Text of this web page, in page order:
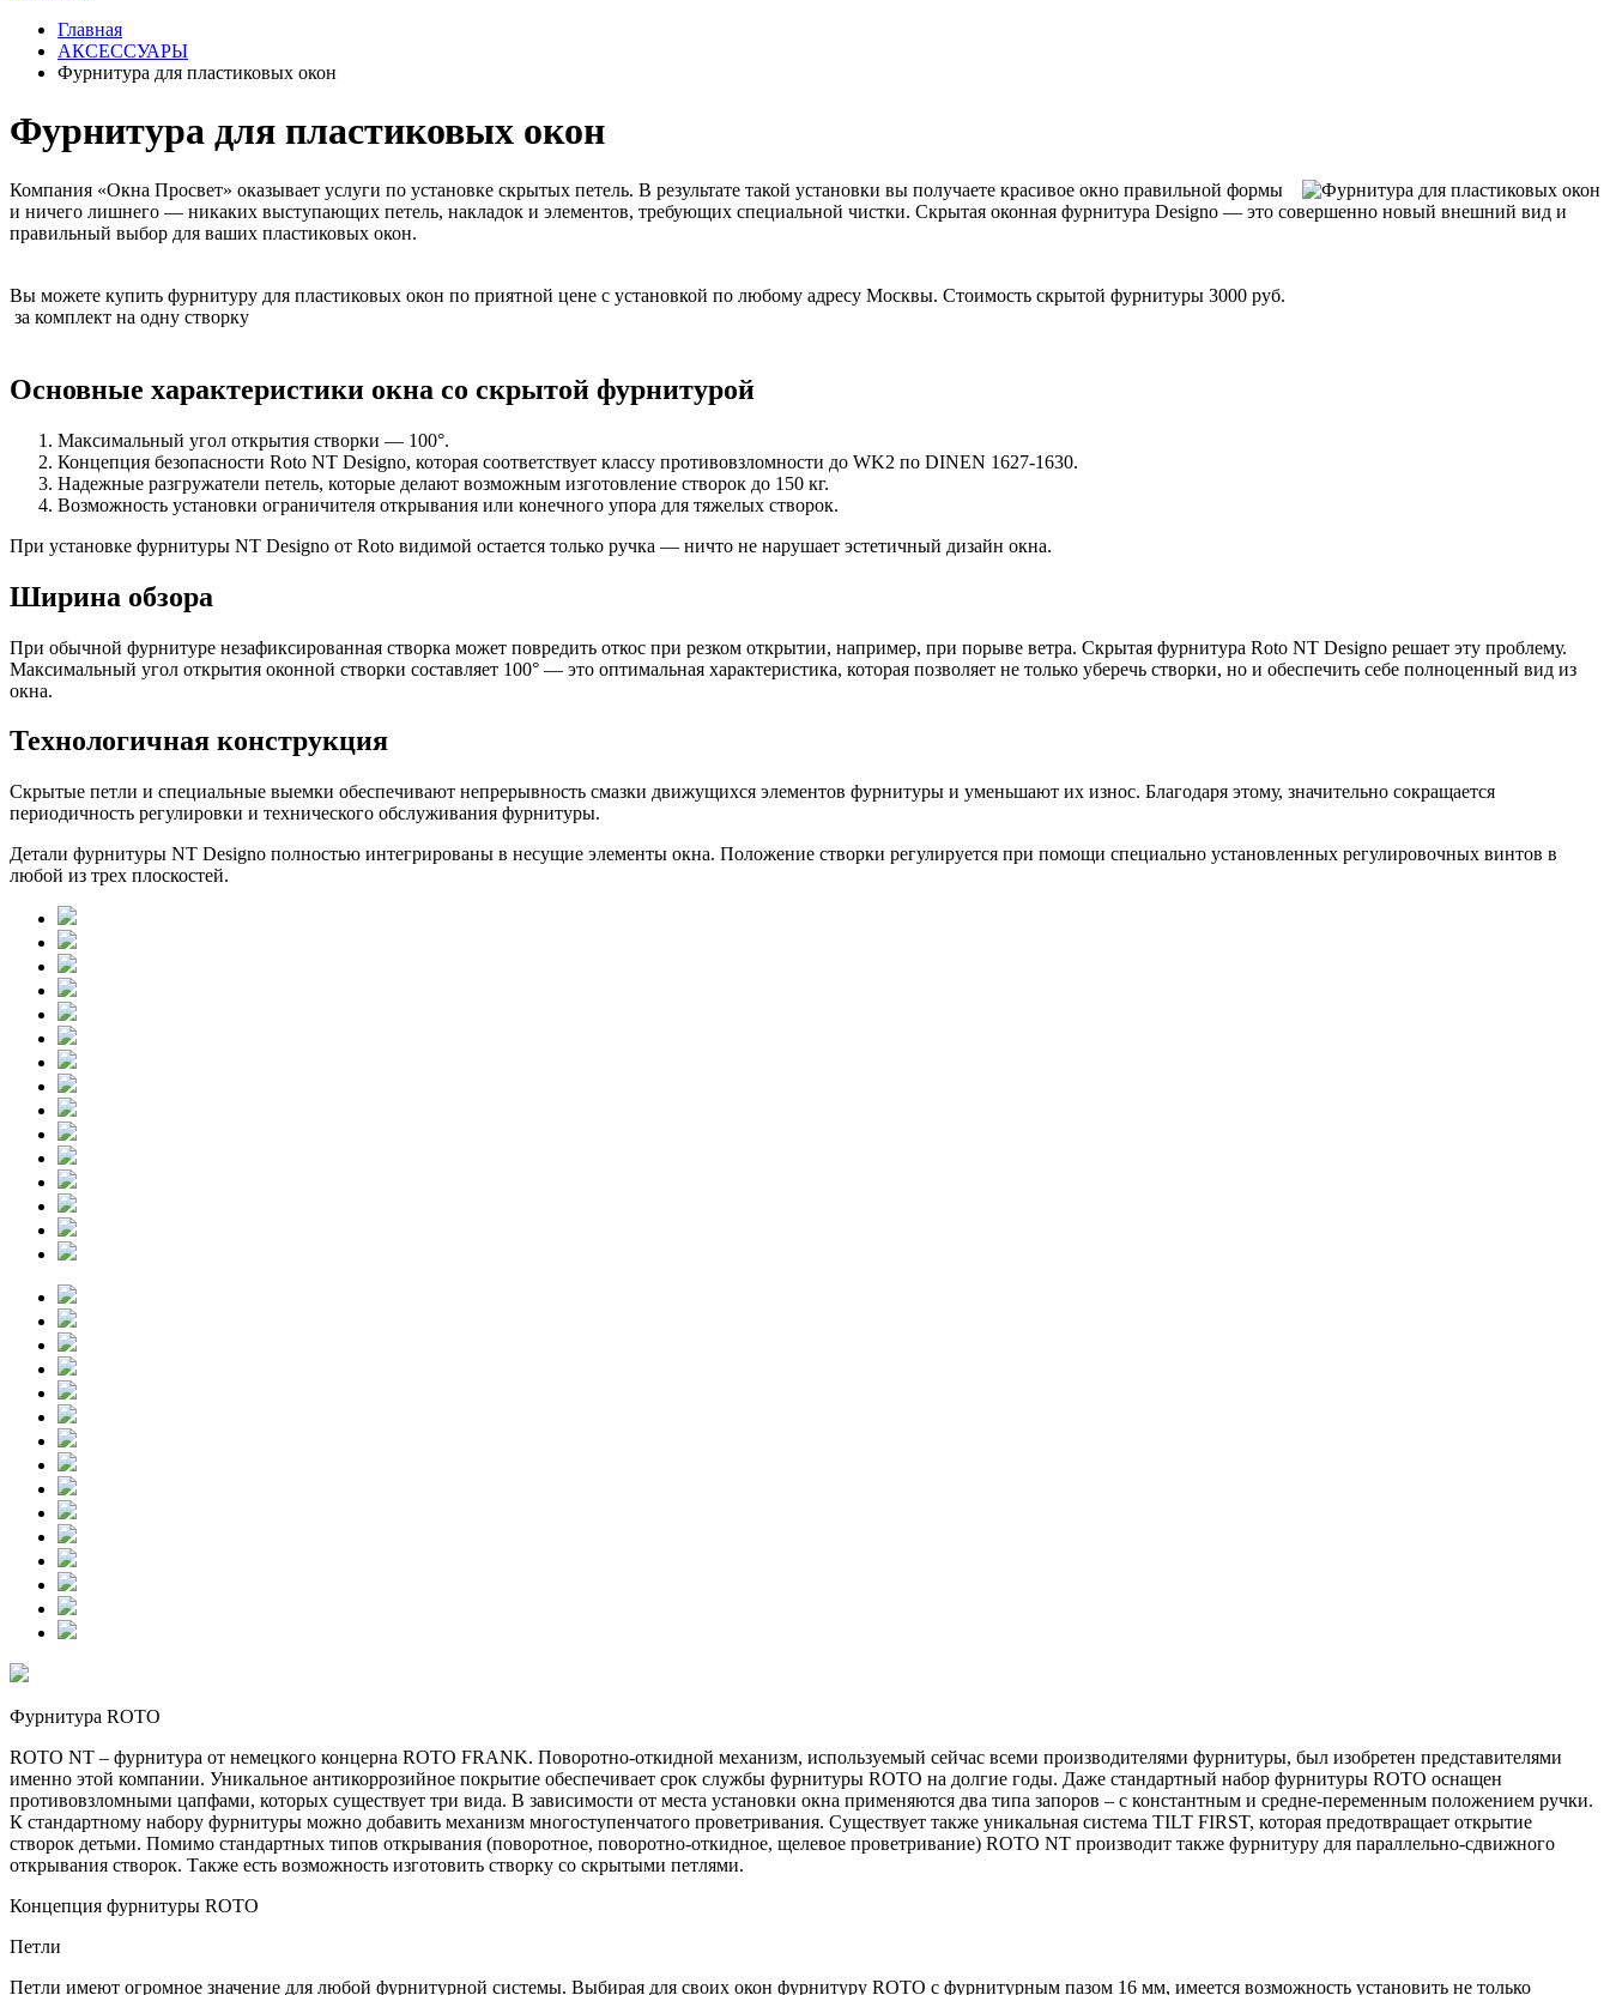
Главная
АКСЕССУАРЫ
Фурнитура для пластиковых окон
Фурнитура для пластиковых окон
Компания «Окна Просвет» оказывает услуги по установке скрытых петель. В результате такой установки вы получаете красивое окно правильной формы
и ничего лишнего — никаких выступающих петель, накладок и элементов, требующих специальной чистки. Скрытая оконная фурнитура Designo — это совершенно новый внешний вид и
правильный выбор для ваших пластиковых окон.
Вы можете купить фурнитуру для пластиковых окон по приятной цене с установкой по любому адресу Москвы. Стоимость скрытой фурнитуры 3000 руб.
за комплект на одну створку
Основные характеристики окна со скрытой фурнитурой
Максимальный угол открытия створки — 100°.
Концепция безопасности Roto NT Designo, которая соответствует классу противовзломности до WK2 по DINEN 1627-1630.
Надежные разгружатели петель, которые делают возможным изготовление створок до 150 кг.
Возможность установки ограничителя открывания или конечного упора для тяжелых створок.
При установке фурнитуры NT Designo от Roto видимой остается только ручка — ничто не нарушает эстетичный дизайн окна.
Ширина обзора
При обычной фурнитуре незафиксированная створка может повредить откос при резком открытии, например, при порыве ветра. Скрытая фурнитура Roto NT Designo решает эту проблему.
Максимальный угол открытия оконной створки составляет 100° — это оптимальная характеристика, которая позволяет не только уберечь створки, но и обеспечить себе полноценный вид из
окна.
Технологичная конструкция
Скрытые петли и специальные выемки обеспечивают непрерывность смазки движущихся элементов фурнитуры и уменьшают их износ. Благодаря этому, значительно сокращается
периодичность регулировки и технического обслуживания фурнитуры.
Детали фурнитуры NT Designo полностью интегрированы в несущие элементы окна. Положение створки регулируется при помощи специально установленных регулировочных винтов в
любой из трех плоскостей.
Фурнитура ROTO
ROTO NT – фурнитура от немецкого концерна ROTO FRANK. Поворотно-откидной механизм, используемый сейчас всеми производителями фурнитуры, был изобретен представителями
именно этой компании. Уникальное антикоррозийное покрытие обеспечивает срок службы фурнитуры ROTO на долгие годы. Даже стандартный набор фурнитуры ROTO оснащен
противовзломными цапфами, которых существует три вида. В зависимости от места установки окна применяются два типа запоров – с константным и средне-переменным положением ручки.
К стандартному набору фурнитуры можно добавить механизм многоступенчатого проветривания. Существует также уникальная система TILT FIRST, которая предотвращает открытие
створок детьми. Помимо стандартных типов открывания (поворотное, поворотно-откидное, щелевое проветривание) ROTO NT производит также фурнитуру для параллельно-сдвижного
открывания створок. Также есть возможность изготовить створку со скрытыми петлями.
Концепция фурнитуры ROTO
Петли
Петли имеют огромное значение для любой фурнитурной системы. Выбирая для своих окон фурнитуру ROTO с фурнитурным пазом 16 мм, имеется возможность установить не только